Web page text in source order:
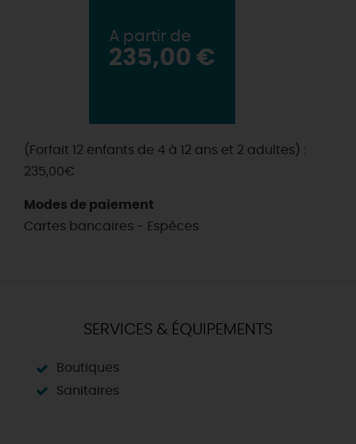
A partir de
235,00 €
(Forfait 12 enfants de 4 à 12 ans et 2 adultes) :
235,00€
Modes de paiement
Cartes bancaires - Espèces
SERVICES & ÉQUIPEMENTS
Boutiques
Sanitaires